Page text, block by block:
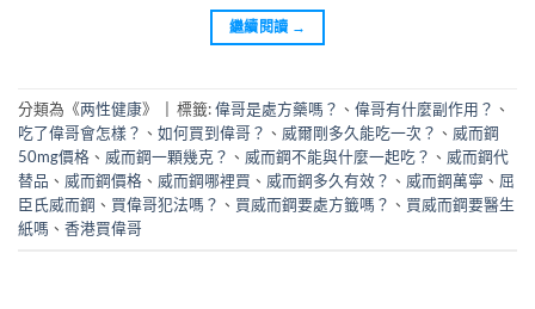
繼續閱讀 →
分類為《两性健康》 標籤:偉哥是處方藥嗎？ 、 偉哥有什麼副作用？ 、
吃了偉哥會怎樣？ 、 如何買到偉哥？ 、 威爾剛多久能吃一次？ 、 威而鋼
50mg價格 、 威而鋼一顆幾克？ 、 威而鋼不能與什麼一起吃？ 、 威而鋼代
替品 、 威而鋼價格 、 威而鋼哪裡買 、 威而鋼多久有效？ 、 威而鋼萬寧 、 屈
臣氏威而鋼 、 買偉哥犯法嗎？ 、 買威而鋼要處方籤嗎？ 、 買威而鋼要醫生
紙嗎 、 香港買偉哥